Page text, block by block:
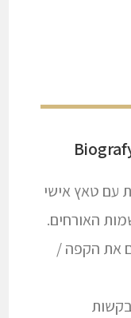
עם טאץ אישי
האורחים.
את הקפה /